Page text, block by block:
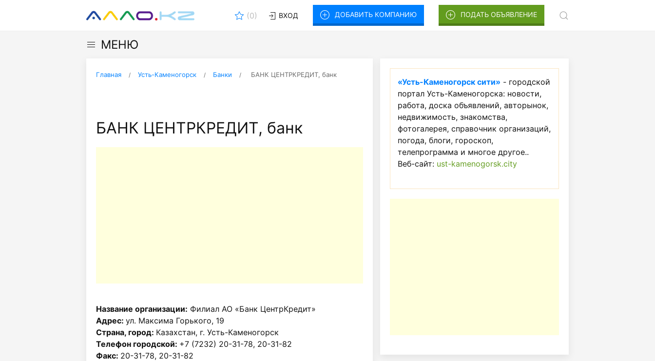
(0) ВХОД ДОБАВИТЬ КОМПАНИЮ ПОДАТЬ ОБЪЯВЛЕНИЕ
МЕНЮ
Главная Усть-Каменогорск Банки БАНК ЦЕНТРКРЕДИТ, банк
БАНК ЦЕНТРКРЕДИТ, банк
Название организации: Филиал АО «Банк ЦентрКредит»
Адрес: ул. Максима Горького, 19
Страна, город: Казахстан, г. Усть-Каменогорск
Телефон городской: +7 (7232) 20-31-78, 20-31-82
Факс: 20-31-78, 20-31-82
«Усть-Каменогорск сити» - городской
портал Усть-Каменогорска: новости,
работа, доска объявлений, авторынок,
недвижимость, знакомства,
фотогалерея, справочник организаций,
погода, блоги, гороскоп,
телепрограмма и многое другое..
Веб-сайт: ust-kamenogorsk.city